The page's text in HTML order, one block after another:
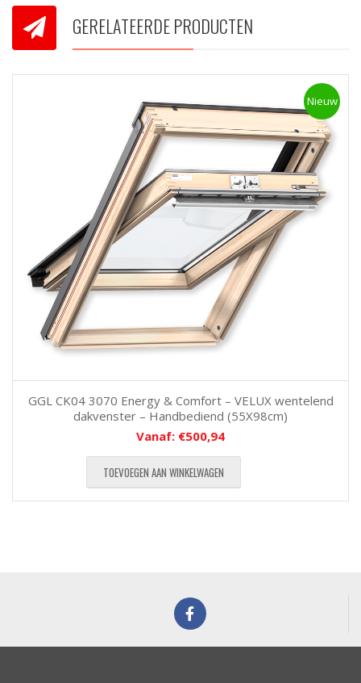
GERELATEERDE PRODUCTEN
Nieuw
GGL CK04 3070 Energy & Comfort – VELUX wentelend
dakvenster – Handbediend (55X98cm)
Vanaf: €500,94
TOEVOEGEN AAN WINKELWAGEN